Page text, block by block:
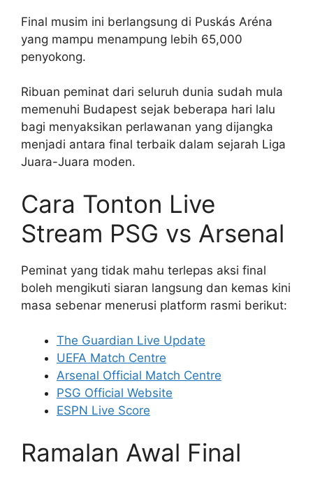
Final musim ini berlangsung di Puskás Aréna
yang mampu menampung lebih 65,000
penyokong.
Ribuan peminat dari seluruh dunia sudah mula
memenuhi Budapest sejak beberapa hari lalu
bagi menyaksikan perlawanan yang dijangka
menjadi antara final terbaik dalam sejarah Liga
Juara-Juara moden.
Cara Tonton Live
Stream PSG vs Arsenal
Peminat yang tidak mahu terlepas aksi final
boleh mengikuti siaran langsung dan kemas kini
masa sebenar menerusi platform rasmi berikut:
The Guardian Live Update
UEFA Match Centre
Arsenal Official Match Centre
PSG Official Website
ESPN Live Score
Ramalan Awal Final